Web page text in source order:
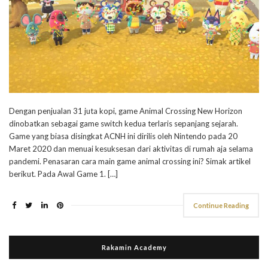
Dengan penjualan 31 juta kopi, game Animal Crossing New Horizon
dinobatkan sebagai game switch kedua terlaris sepanjang sejarah.
Game yang biasa disingkat ACNH ini dirilis oleh Nintendo pada 20
Maret 2020 dan menuai kesuksesan dari aktivitas di rumah aja selama
pandemi. Penasaran cara main game animal crossing ini? Simak artikel
berikut. Pada Awal Game 1. […]
Continue Reading
Rakamin Academy